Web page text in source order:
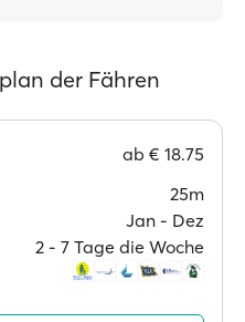
der Fähren
ab € 18.75
25m
Jan ‐ Dez
2 ‐ 7 Tage die Woche